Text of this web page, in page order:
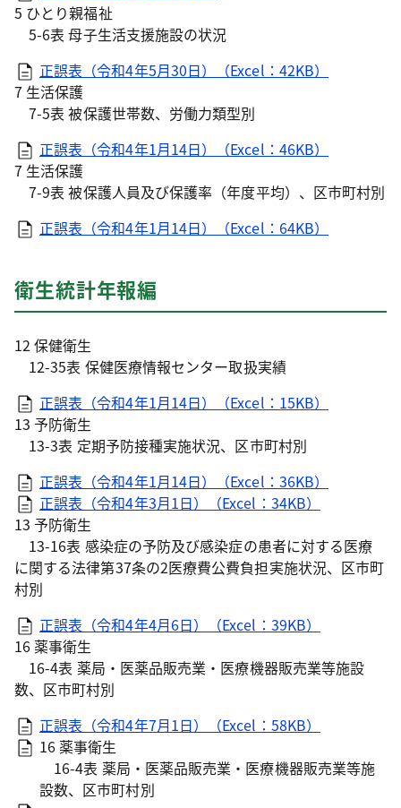
5 ひとり親福祉
5-6表 母子生活支援施設の状況
正誤表（令和4年5月30日）（Excel：42KB）
7 生活保護
7-5表 被保護世帯数、労働力類型別
正誤表（令和4年1月14日）（Excel：46KB）
7 生活保護
7-9表 被保護人員及び保護率（年度平均）、区市町村別
正誤表（令和4年1月14日）（Excel：64KB）
衛生統計年報編
12 保健衛生
12-35表 保健医療情報センター取扱実績
正誤表（令和4年1月14日）（Excel：15KB）
13 予防衛生
13-3表 定期予防接種実施状況、区市町村別
正誤表（令和4年1月14日）（Excel：36KB）
正誤表（令和4年3月1日）（Excel：34KB）
13 予防衛生
13-16表 感染症の予防及び感染症の患者に対する医療
に関する法律第37条の2医療費公費負担実施状況、区市町
村別
正誤表（令和4年4月6日）（Excel：39KB）
16 薬事衛生
16-4表 薬局・医薬品販売業・医療機器販売業等施設
数、区市町村別
正誤表（令和4年7月1日）（Excel：58KB）
16 薬事衛生
16-4表 薬局・医薬品販売業・医療機器販売業等施
設数、区市町村別